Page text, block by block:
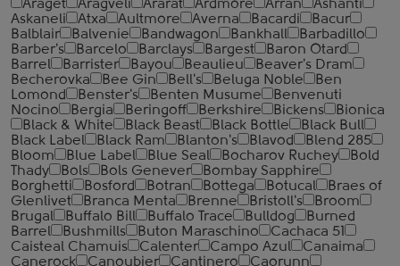
Araget
Aragveli Ararat Ardmore Arran
Ashanti
Askaneli
Atxa Aultmore Averna Bacardi
Bacur
Balblair
Balvenie Bandwagon Bankhall
Barbadillo
Barber's
Barcelo Barclays Bargest
Baron Otard
Barrel
Barrister Bayou Beaulieu
Beaver's Dram
Becherovka
Bee Gin Bell's Beluga Noble
Ben
Lomond
Benster's Benten Musume
Benvenuti
Nocino
Bergia Beringoff Berkshire Bickens
Bionica
Black & White
Black Beast Black Bottle
Black Bull
Black Label
Black Ram Blanton's Blavod
Blend 285
Bloom
Blue Label Blue Seal Bocharov Ruchey
Bold
Thady
Bols Bols Genever
Bombay Sapphire
Borghetti
Bosford Botran Bottega Botucal
Braes of
Glenlivet
Branca Menta Brenne Bristoll's
Broom
Brugal
Buffalo Bill Buffalo Trace Bulldog
Burned
Barrel
Bushmills Buton Maraschino
Cachaca 51
Caisteal Chamuis
Calenter Campo Azul
Canaima
Canerock
Canoubier Cantinero Caorunn